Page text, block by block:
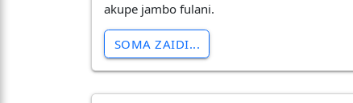
akupe jambo fulani.
SOMA ZAIDI...